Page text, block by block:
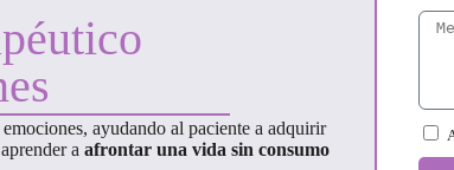
ayudando al paciente a adquirir
a afrontar una vida sin consumo